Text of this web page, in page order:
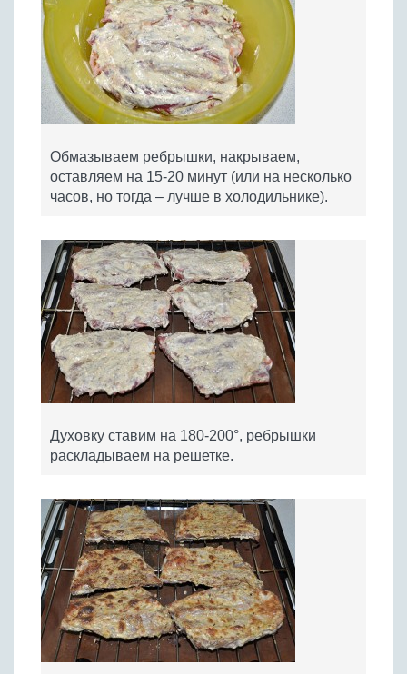
Обмазываем ребрышки, накрываем,
оставляем на 15-20 минут (или на несколько
часов, но тогда – лучше в холодильнике).
Духовку ставим на 180-200°, ребрышки
раскладываем на решетке.